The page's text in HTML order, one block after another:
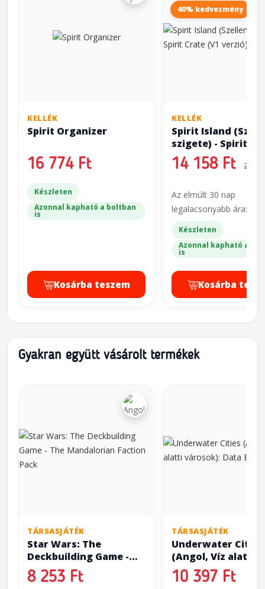
KELLÉK
Spirit Organizer
16 774 Ft
Készleten
Azonnal kapható a boltban
is
Kosárba teszem
40% kedvezmény
KELLÉK
Spirit Island
szigete) - Spirit
(V1 verzió)
14 158 Ft 23
Az elmúlt 30 nap
legalacsonyabb ára: 23
Készleten
Azonnal kapható a
is
Kosárba
Gyakran együtt vásárolt termékek
TÁRSASJÁTÉK
Star Wars: The
Deckbuilding Game -
The Mandalorian
Faction Pack
8 253 Ft
TÁRSASJÁTÉK
Underwater Cities
(Angol, Víz alatti
városok): Data Era
10 397 Ft